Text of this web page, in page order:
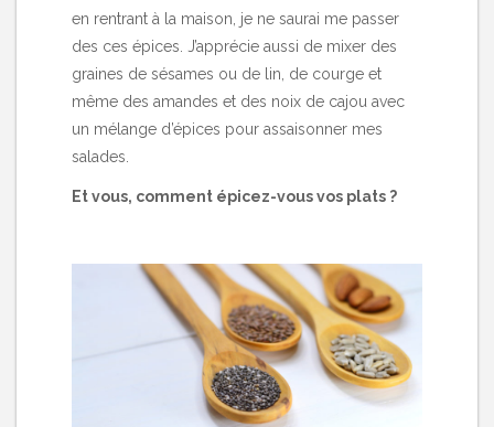
en rentrant à la maison, je ne saurai me passer
des ces épices. J’apprécie aussi de mixer des
graines de sésames ou de lin, de courge et
même des amandes et des noix de cajou avec
un mélange d’épices pour assaisonner mes
salades.
Et vous, comment épicez-vous vos plats ?